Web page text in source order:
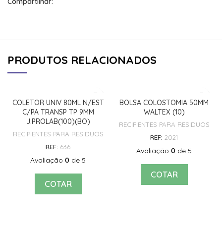
PRODUTOS RELACIONADOS
COLETOR UNIV 80ML N/EST
C/PA TRANSP TP 9MM
J.PROLAB(100)(BO)
RECIPIENTES PARA RESIDUOS
REF: 636
Avaliação 0 de 5
COTAR
BOLSA COLOSTOMIA 50MM
WALTEX (10)
RECIPIENTES PARA RESIDUOS
REF: 2021
Avaliação 0 de 5
COTAR